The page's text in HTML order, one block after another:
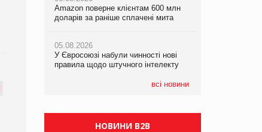
Amazon поверне клієнтам 600 млн
доларів за раніше сплачені мита
05.08.2026
У Євросоюзі набули чинності нові
правила щодо штучного інтелекту
всі новини
у VARUS з’явилися новинки від ТМ
ТОКЕРИ
PrivateLabel&FMCG Master 2026
правила щодо штучного інтелекту
Рекламна платформа вимагає від
Google компенсацію за втрату 6,9
трлн рекламних показів
НОВИНИ B2B